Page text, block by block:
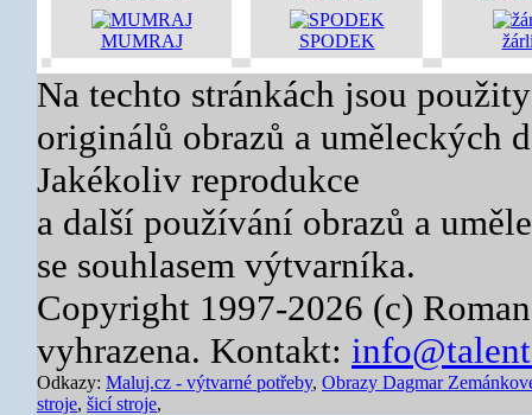
MUMRAJ SPODEK
Na techto stránkách jsou
originálů obrazů a uměleckých
Jakékoliv reprodukce
a další používání obrazů a
se souhlasem výtvarníka.
Copyright 1997-2026 (c)
vyhrazena. Kontakt:
Odkazy: Maluj.cz - výtvarné potřeby, Obrazy Dagmar
stroje, šicí stroje,